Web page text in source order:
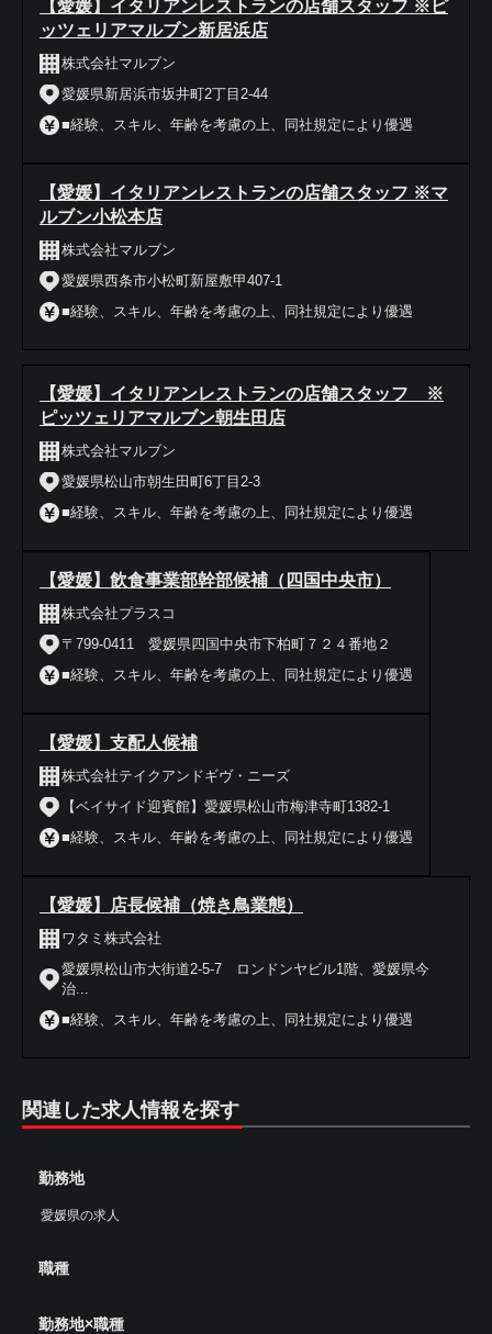
【愛媛】イタリアンレストランの店舗スタッフ ※ピ
ッツェリアマルブン新居浜店
株式会社マルブン
愛媛県新居浜市坂井町2丁目2-44
■経験、スキル、年齢を考慮の上、同社規定により優遇
【愛媛】イタリアンレストランの店舗スタッフ ※マ
ルブン小松本店
株式会社マルブン
愛媛県西条市小松町新屋敷甲407-1
■経験、スキル、年齢を考慮の上、同社規定により優遇
【愛媛】イタリアンレストランの店舗スタッフ ※
ピッツェリアマルブン朝生田店
株式会社マルブン
愛媛県松山市朝生田町6丁目2-3
■経験、スキル、年齢を考慮の上、同社規定により優遇
【愛媛】飲食事業部幹部候補（四国中央市）
株式会社プラスコ
〒799-0411 愛媛県四国中央市下柏町７２４番地２
■経験、スキル、年齢を考慮の上、同社規定により優遇
【愛媛】支配人候補
株式会社テイクアンドギヴ・ニーズ
【ベイサイド迎賓館】愛媛県松山市梅津寺町1382-1
■経験、スキル、年齢を考慮の上、同社規定により優遇
【愛媛】店長候補（焼き鳥業態）
ワタミ株式会社
愛媛県松山市大街道2-5-7 ロンドンヤビル1階、愛媛県今
治...
■経験、スキル、年齢を考慮の上、同社規定により優遇
関連した求人情報を探す
勤務地
愛媛県の求人
職種
勤務地×職種